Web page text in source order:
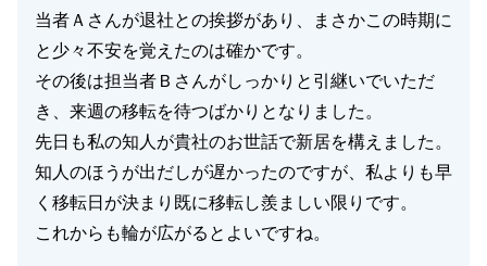
当者Ａさんが退社との挨拶があり、まさかこの時期に
と少々不安を覚えたのは確かです。
その後は担当者Ｂさんがしっかりと引継いでいただ
き、来週の移転を待つばかりとなりました。
先日も私の知人が貴社のお世話で新居を構えました。
知人のほうが出だしが遅かったのですが、私よりも早
く移転日が決まり既に移転し羨ましい限りです。
これからも輪が広がるとよいですね。